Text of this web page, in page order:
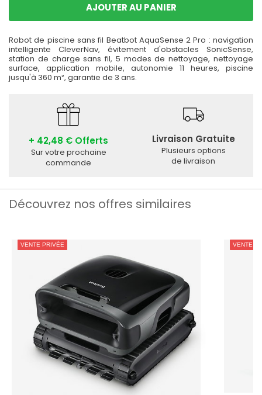
AJOUTER AU PANIER
Robot de piscine sans fil Beatbot AquaSense 2 Pro : navigation
intelligente CleverNav, évitement d'obstacles SonicSense,
station de charge sans fil, 5 modes de nettoyage, nettoyage
surface, application mobile, autonomie 11 heures, piscine
jusqu'à 360 m², garantie de 3 ans.
+ 42,48 € Offerts
Sur votre prochaine
commande
Livraison Gratuite
Plusieurs options
de livraison
Découvrez nos offres similaires
VENTE PRIVÉE VENTE